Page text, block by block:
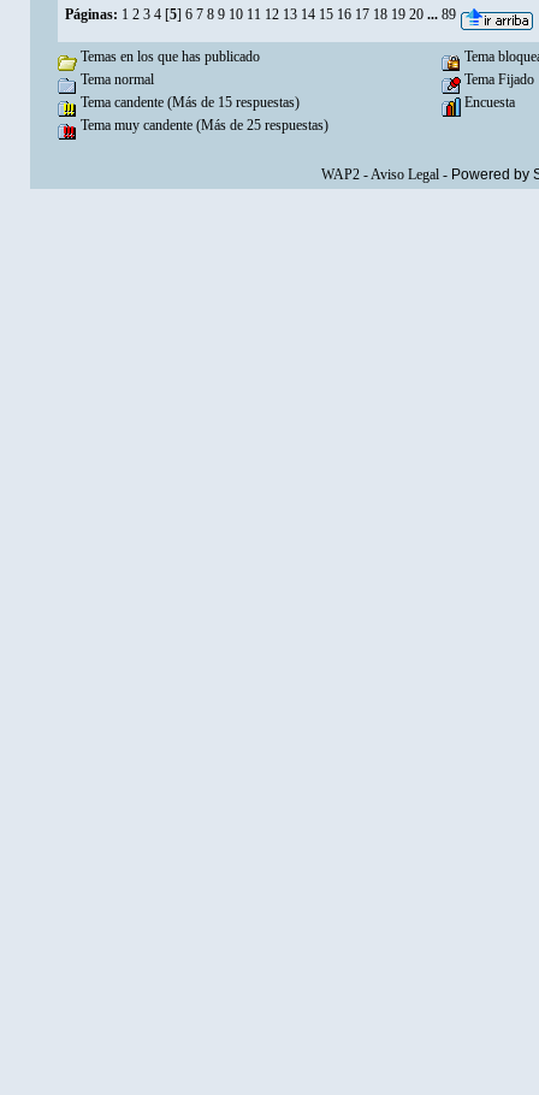
Páginas: 1 2 3 4 [5] 6 7 8 9 10 11 12 13 14 15 16 17 18 19 20 ... 89
Temas en los que has publicado
Tema normal
Tema candente (Más de 15 respuestas)
Tema muy candente (Más de 25 respuestas)
Tema
Tema Fijado
Encuesta
WAP2-Aviso Legal- Powered by